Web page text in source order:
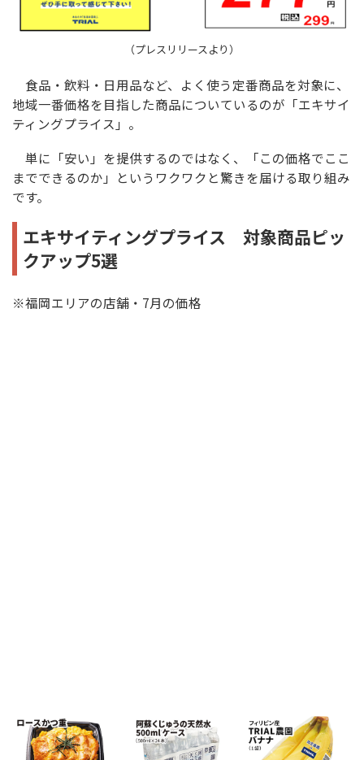
（プレスリリースより）
食品・飲料・日用品など、よく使う定番商品を対象に、
地域一番価格を目指した商品についているのが「エキサイ
ティングプライス」。
単に「安い」を提供するのではなく、「この価格でここ
までできるのか」というワクワクと驚きを届ける取り組み
です。
エキサイティングプライス 対象商品ピッ
クアップ5選
※福岡エリアの店舗・7月の価格